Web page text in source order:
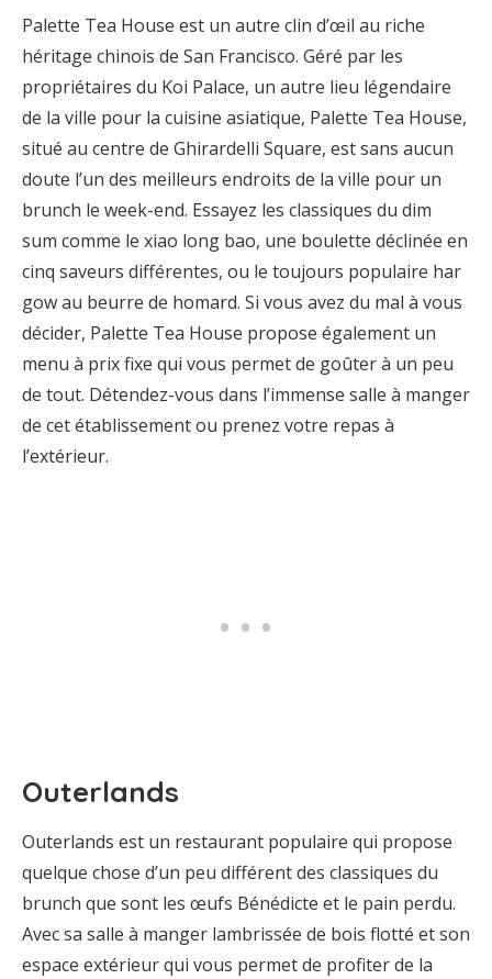
Palette Tea House est un autre clin d’œil au riche
héritage chinois de San Francisco. Géré par les
propriétaires du Koi Palace, un autre lieu légendaire
de la ville pour la cuisine asiatique, Palette Tea House,
situé au centre de Ghirardelli Square, est sans aucun
doute l’un des meilleurs endroits de la ville pour un
brunch le week-end. Essayez les classiques du dim
sum comme le xiao long bao, une boulette déclinée en
cinq saveurs différentes, ou le toujours populaire har
gow au beurre de homard. Si vous avez du mal à vous
décider, Palette Tea House propose également un
menu à prix fixe qui vous permet de goûter à un peu
de tout. Détendez-vous dans l’immense salle à manger
de cet établissement ou prenez votre repas à
l’extérieur.
Outerlands
Outerlands est un restaurant populaire qui propose
quelque chose d’un peu différent des classiques du
brunch que sont les œufs Bénédicte et le pain perdu.
Avec sa salle à manger lambrissée de bois flotté et son
espace extérieur qui vous permet de profiter de la